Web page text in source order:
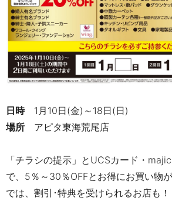
日時1月10日(金)～18日(日)
場所 アピタ東海荒尾店
「チラシの提示」と UCSカード・
で、 5％ ～ 30 ％OFFとお得にお買い物
では、割引･特典を受けられるお店も！